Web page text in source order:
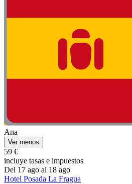
Ana
Ver menos
59 €
incluye tasas e impuestos
Del 17 ago al 18 ago
Hotel Posada La Fragua